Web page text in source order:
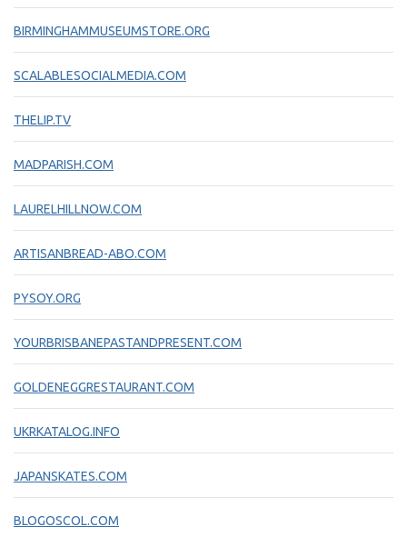
BIRMINGHAMMUSEUMSTORE.ORG
SCALABLESOCIALMEDIA.COM
THELIP.TV
MADPARISH.COM
LAURELHILLNOW.COM
ARTISANBREAD-ABO.COM
PYSOY.ORG
YOURBRISBANEPASTANDPRESENT.COM
GOLDENEGGRESTAURANT.COM
UKRKATALOG.INFO
JAPANSKATES.COM
BLOGOSCOL.COM